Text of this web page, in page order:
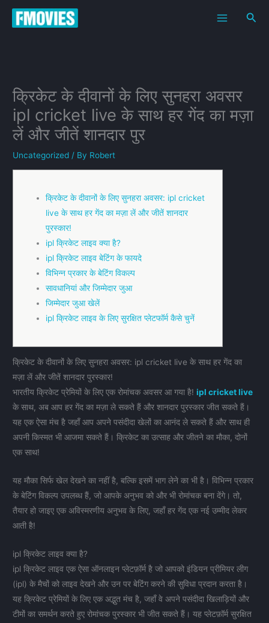
Skip
क्रिकेट के दीवानों के लिए सुनहरा अवसर
ipl cricket live के साथ हर गेंद का मज़ा
लें और जीतें शानदार पुर
Uncategorized / By Robert
क्रिकेट के दीवानों के लिए सुनहरा अवसर: ipl cricket
live के साथ हर गेंद का मज़ा लें और जीतें शानदार
पुरस्कार!
ipl क्रिकेट लाइव क्या है?
ipl क्रिकेट लाइव बेटिंग के फायदे
विभिन्न प्रकार के बेटिंग विकल्प
सावधानियां और जिम्मेदार जुआ
जिम्मेदार जुआ खेलें
ipl क्रिकेट लाइव के लिए सुरक्षित प्लेटफॉर्म कैसे चुनें
क्रिकेट के दीवानों के लिए सुनहरा अवसर: ipl cricket live के साथ हर गेंद का
मज़ा लें और जीतें शानदार पुरस्कार!
भारतीय क्रिकेट प्रेमियों के लिए एक रोमांचक अवसर आ गया है!ipl cricket live
के साथ, अब आप हर गेंद का मज़ा ले सकते हैं और शानदार पुरस्कार जीत सकते हैं।
यह एक ऐसा मंच है जहाँ आप अपने पसंदीदा खेलों का आनंद ले सकते हैं और साथ ही
अपनी किस्मत भी आजमा सकते हैं। क्रिकेट का उत्साह और जीतने का मौका, दोनों
एक साथ!
यह मौका सिर्फ खेल देखने का नहीं है, बल्कि इसमें भाग लेने का भी है। विभिन्न प्रकार
के बेटिंग विकल्प उपलब्ध हैं, जो आपके अनुभव को और भी रोमांचक बना देंगे। तो,
तैयार हो जाइए एक अविस्मरणीय अनुभव के लिए, जहाँ हर गेंद एक नई उम्मीद लेकर
आती है!
ipl क्रिकेट लाइव क्या है?
ipl क्रिकेट लाइव एक ऐसा ऑनलाइन प्लेटफ़ॉर्म है जो आपको इंडियन प्रीमियर लीग
(ipl) के मैचों को लाइव देखने और उन पर बेटिंग करने की सुविधा प्रदान करता है।
यह क्रिकेट प्रेमियों के लिए एक अद्भुत मंच है, जहाँ वे अपने पसंदीदा खिलाड़ियों और
टीमों का समर्थन करते हुए रोमांचक पुरस्कार भी जीत सकते हैं। यह प्लेटफ़ॉर्म सुरक्षित